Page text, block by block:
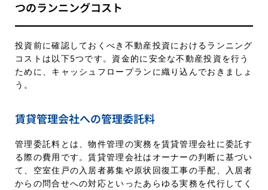
つのランニングコスト
投資前に確認しておくべき不動産投資におけるランニング
コストは以下5つです。資金的に安全な不動産投資を行う
ために、キャッシュフロープランに織り込んでおきましょ
う。
賃貸管理会社への管理委託料
管理委託料とは、物件管理の実務を賃貸管理会社に委託す
る際の費用です。賃貸管理会社はオーナーの判断に基づい
て、空室住戸の入居者募集や原状回復工事の手配、入居者
からの問合せへの対応といったあらゆる実務を代行してく